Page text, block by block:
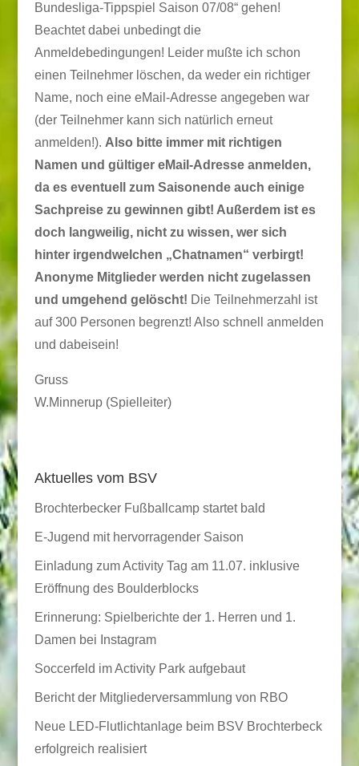
Bundesliga-Tippspiel Saison 07/08“ gehen!
Beachtet dabei unbedingt die
Anmeldebedingungen! Leider mußte ich schon
einen Teilnehmer löschen, da weder ein richtiger
Name, noch eine eMail-Adresse angegeben war
(der Teilnehmer kann sich natürlich erneut
anmelden!). Also bitte immer mit richtigen
Namen und gültiger eMail-Adresse anmelden,
da es eventuell zum Saisonende auch einige
Sachpreise zu gewinnen gibt! Außerdem ist es
doch langweilig, nicht zu wissen, wer sich
hinter irgendwelchen „Chatnamen“ verbirgt!
Anonyme Mitglieder werden nicht zugelassen
und umgehend gelöscht! Die Teilnehmerzahl ist
auf 300 Personen begrenzt! Also schnell anmelden
und dabeisein!
Gruss
W.Minnerup (Spielleiter)
Aktuelles vom BSV
Brochterbecker Fußballcamp startet bald
E-Jugend mit hervorragender Saison
Einladung zum Activity Tag am 11.07. inklusive
Eröffnung des Boulderblocks
Erinnerung: Spielberichte der 1. Herren und 1.
Damen bei Instagram
Soccerfeld im Activity Park aufgebaut
Bericht der Mitgliederversammlung von RBO
Neue LED-Flutlichtanlage beim BSV Brochterbeck
erfolgreich realisiert